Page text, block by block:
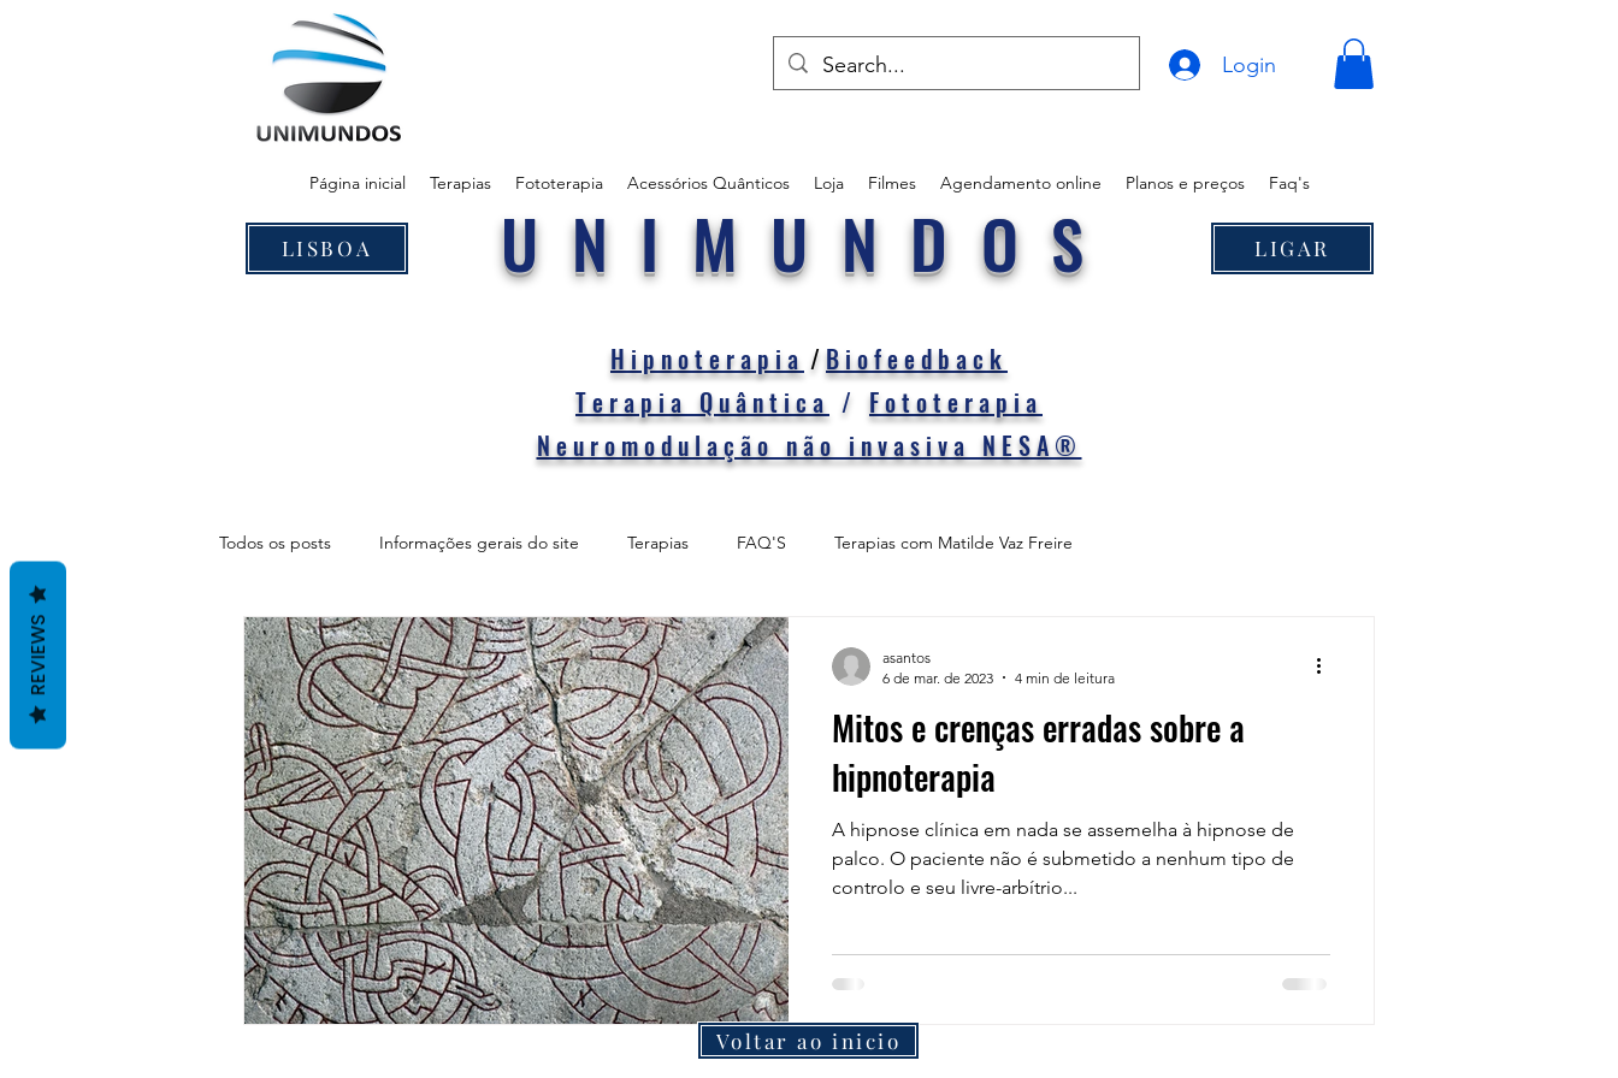
Login
Página inicial Terapias Fototerapia Acessórios Quânticos Loja Filmes Agendamento online Planos e preços Faq's
UNIMUNDOS
Hipnoterapia /Biofeedback
Terapia Quântica /Fototerapia
Neuromodulação não invasiva NESA®
LISBOA LIGAR
Todos os posts Informações gerais do site Terapias FAQ'S Terapias com Matilde Vaz Freire
Terapias com Antonio Santos
Mitos e crenças erradas sobre a
hipnoterapia
A hipnose clínica em nada se assemelha à hipnose de
palco. O paciente não é submetido a nenhum tipo de
controlo e seu livre-arbítrio...
asantos
6 de mar. de 2023
4 min de leitura
Voltar ao inicio
REVIEWS